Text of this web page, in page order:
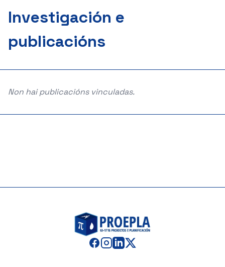
Investigación e
publicacións
Non hai publicacións vinculadas.